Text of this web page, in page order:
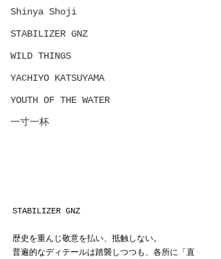
Shinya Shoji
STABILIZER GNZ
WILD THINGS
YACHIYO KATSUYAMA
YOUTH OF THE WATER
一寸一杯
STABILIZER GNZ
歴史を重んじ敬意を払い、抵触しない。
普遍的なディテールは踏襲しつつも、各所に「直